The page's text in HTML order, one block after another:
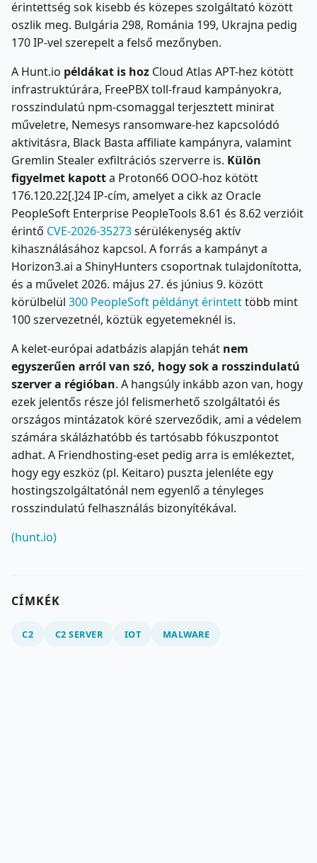
érintettség sok kisebb és közepes szolgáltató között
oszlik meg. Bulgária 298, Románia 199, Ukrajna pedig
170 IP-vel szerepelt a felső mezőnyben.
A Hunt.io példákat is hoz Cloud Atlas APT-hez kötött
infrastruktúrára, FreePBX toll-fraud kampányokra,
rosszindulatú npm-csomaggal terjesztett minirat
műveletre, Nemesys ransomware-hez kapcsolódó
aktivitásra, Black Basta affiliate kampányra, valamint
Gremlin Stealer exfiltrációs szerverre is. Külön
figyelmet kapotta Proton66 OOO-hoz kötött
176.120.22[.]24 IP-cím, amelyet a cikk az Oracle
PeopleSoft Enterprise PeopleTools 8.61 és 8.62 verzióit
érintő CVE-2026-35273sérülékenység aktív
kihasználásához kapcsol. A forrás a kampányt a
Horizon3.ai a ShinyHunters csoportnak tulajdonította,
és a művelet 2026. május 27. és június 9. között
körülbelül 300 PeopleSoft példányt érintetttöbb mint
100 szervezetnél, köztük egyetemeknél is.
A kelet-európai adatbázis alapján tehát nem
egyszerűen arról van szó, hogy sok a rosszindulatú
szerver a régióban. A hangsúly inkább azon van, hogy
ezek jelentős része jól felismerhető szolgáltatói és
országos mintázatok köré szerveződik, ami a védelem
számára skálázhatóbb és tartósabb fókuszpontot
adhat. A Friendhosting-eset pedig arra is emlékeztet,
hogy egy eszköz (pl. Keitaro) puszta jelenléte egy
hostingszolgáltatónál nem egyenlő a tényleges
rosszindulatú felhasználás bizonyítékával.
(hunt.io)
CÍMKÉK
C2 C2 SERVER IOT MALWARE